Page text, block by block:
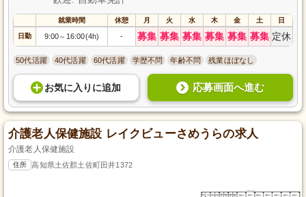
就業時間 休憩 月 火 水 木 金 土 日
日勤 9:00～ 16:00(4h) - 募集 募集 募集 募集 募集 募集 定休
50代活躍 40代活躍 60代活躍 学歴不問 年齢不問 残業ほぼなし
お気に入り に追加 応募画面へ進む
介護老人保健施設 レイクビューさめうらの求人
介護老人保健施設
住所 高知県土佐郡土佐町田井1372